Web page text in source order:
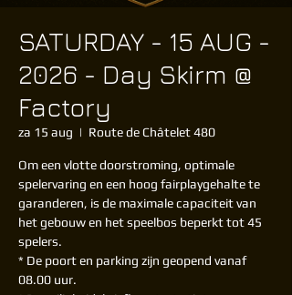
SATURDAY - 15 AUG -
2026 - Day Skirm @
Factory
za 15 aug
  |
Route de Châtelet 480
Om een vlotte doorstroming, optimale
spelervaring en een hoog fairplaygehalte te
garanderen, is de maximale capaciteit van
het gebouw en het speelbos beperkt tot 45
spelers.
* De poort en parking zijn geopend vanaf
08.00 uur.